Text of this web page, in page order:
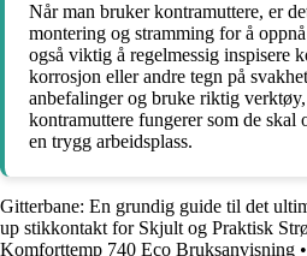
Når man bruker kontramuttere, er
montering og stramming for å
også viktig å regelmessig inspisere
korrosjon eller andre tegn på
anbefalinger og bruke riktig
kontramuttere fungerer som de skal
en trygg arbeidsplass.
Gitterbane: En grundig guide til det
up stikkontakt for Skjult og Praktisk
Komforttemp 740 Eco Bruksanvisning •